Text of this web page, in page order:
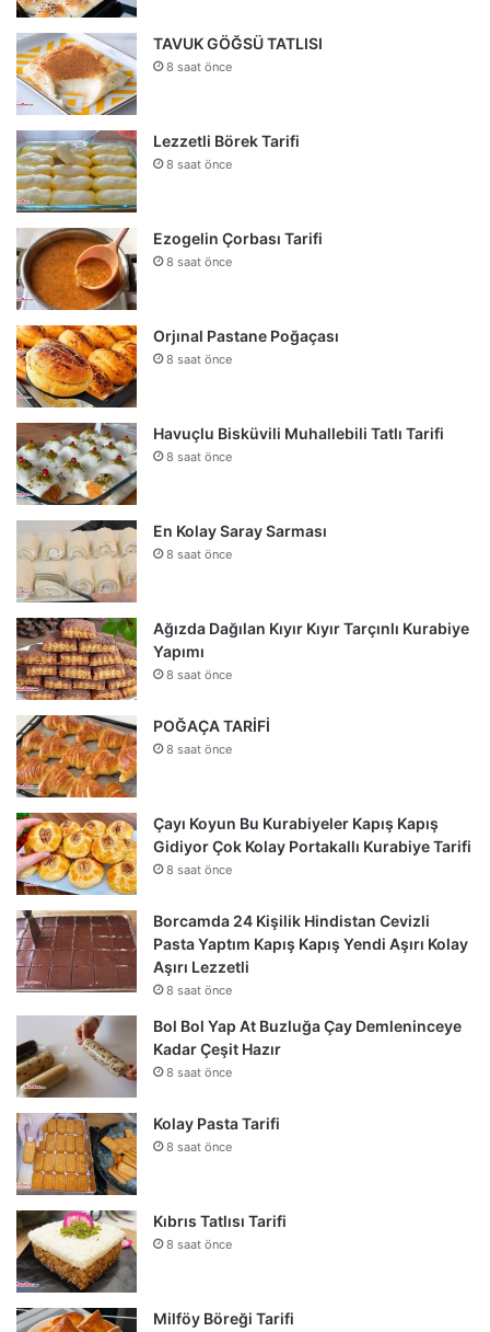
TAVUK GÖĞSÜ TATLISI
8 saat önce
Lezzetli Börek Tarifi
8 saat önce
Ezogelin Çorbası Tarifi
8 saat önce
Orjınal Pastane Poğaçası
8 saat önce
Havuçlu Bisküvili Muhallebili Tatlı Tarifi
8 saat önce
En Kolay Saray Sarması
8 saat önce
Ağızda Dağılan Kıyır Kıyır Tarçınlı Kurabiye
Yapımı
8 saat önce
POĞAÇA TARİFİ
8 saat önce
Çayı Koyun Bu Kurabiyeler Kapış Kapış
Gidiyor Çok Kolay Portakallı Kurabiye Tarifi
8 saat önce
Borcamda 24 Kişilik Hindistan Cevizli
Pasta Yaptım Kapış Kapış Yendi Aşırı Kolay
Aşırı Lezzetli
8 saat önce
Bol Bol Yap At Buzluğa Çay Demleninceye
Kadar Çeşit Hazır
8 saat önce
Kolay Pasta Tarifi
8 saat önce
Kıbrıs Tatlısı Tarifi
8 saat önce
Milföy Böreği Tarifi